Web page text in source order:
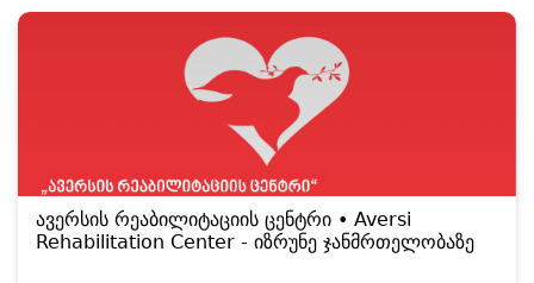
ავერსის რეაბილიტაციის ცენტრი • Aversi
Rehabilitation Center - იზრუნე ჯანმრთელობაზე